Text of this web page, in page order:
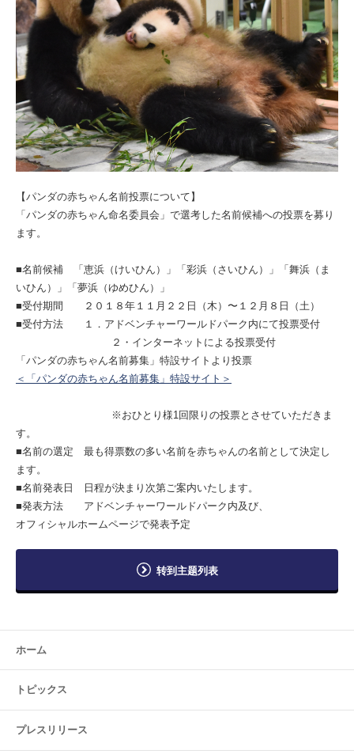
【パンダの赤ちゃん名前投票について】
「パンダの赤ちゃん命名委員会」で選考した名前候補への投票を募り
ます。
■名前候補 「恵浜（けいひん）」「彩浜（さいひん）」「舞浜（ま
いひん）」「夢浜（ゆめひん）」
■受付期間 ２０１８年１１月２２日（木）〜１２月８日（土）
■受付方法 １．アドベンチャーワールドパーク内にて投票受付
２・インターネットによる投票受付
「パンダの赤ちゃん名前募集」特設サイトより投票
＜「パンダの赤ちゃん名前募集」特設サイト＞
※おひとり様1回限りの投票とさせていただきま
す。
■名前の選定 最も得票数の多い名前を赤ちゃんの名前として決定し
ます。
■名前発表日 日程が決まり次第ご案内いたします。
■発表方法 アドベンチャーワールドパーク内及び、
オフィシャルホームページで発表予定
转到主题列表
ホーム
トピックス
プレスリリース